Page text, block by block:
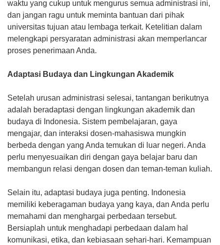
waktu yang cukup untuk mengurus semua administrasi ini,
dan jangan ragu untuk meminta bantuan dari pihak
universitas tujuan atau lembaga terkait. Ketelitian dalam
melengkapi persyaratan administrasi akan memperlancar
proses penerimaan Anda.
Adaptasi Budaya dan Lingkungan Akademik
Setelah urusan administrasi selesai, tantangan berikutnya
adalah beradaptasi dengan lingkungan akademik dan
budaya di Indonesia. Sistem pembelajaran, gaya
mengajar, dan interaksi dosen-mahasiswa mungkin
berbeda dengan yang Anda temukan di luar negeri. Anda
perlu menyesuaikan diri dengan gaya belajar baru dan
membangun relasi dengan dosen dan teman-teman kuliah.
Selain itu, adaptasi budaya juga penting. Indonesia
memiliki keberagaman budaya yang kaya, dan Anda perlu
memahami dan menghargai perbedaan tersebut.
Bersiaplah untuk menghadapi perbedaan dalam hal
komunikasi, etika, dan kebiasaan sehari-hari. Kemampuan